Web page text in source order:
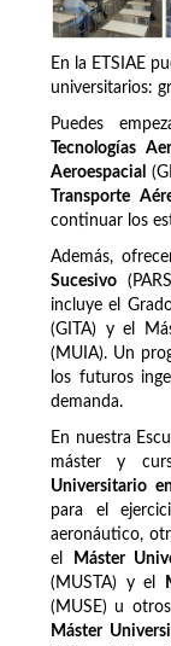
En la ETSIAE
universitarios:
Puedes
Tecnologías
Aeroespacial
Transporte
continuar los
Además,
Sucesivo
incluye el
(GITA) y el
(MUIA). Un
los futuros
demanda.
En nuestra
máster y
Universitario
para el
aeronáutico,
el
Máster
(MUSTA) y el
(MUSE) u
Máster